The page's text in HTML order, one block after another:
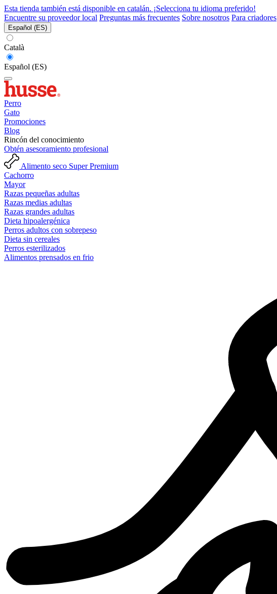
Esta tienda también está disponible en catalán. ¡Selecciona tu idioma preferido!
Encuentre su proveedor local Preguntas más frecuentes Sobre nosotros Para criadores
Español (ES)
Català
Español (ES)
Perro
Gato
Promociones
Blog
Rincón del conocimiento
Obtén asesoramiento profesional
Alimento seco Super Premium
Cachorro
Mayor
Razas pequeñas adultas
Razas medias adultas
Razas grandes adultas
Dieta hipoalergénica
Perros adultos con sobrepeso
Dieta sin cereales
Perros esterilizados
Alimentos prensados en frio